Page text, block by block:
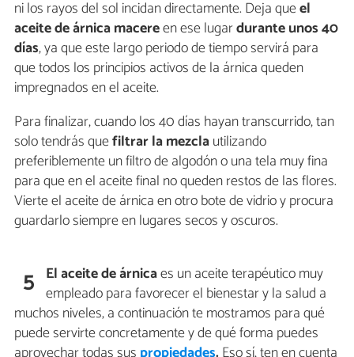
ni los rayos del sol incidan directamente. Deja queel
aceite de árnica macereen ese lugardurante unos 40
días, ya que este largo periodo de tiempo servirá para
que todos los principios activos de la árnica queden
impregnados en el aceite.
Para finalizar, cuando los 40 días hayan transcurrido, tan
solo tendrás quefiltrar la mezclautilizando
preferiblemente un filtro de algodón o una tela muy fina
para que en el aceite final no queden restos de las flores.
Vierte el aceite de árnica en otro bote de vidrio y procura
guardarlo siempre en lugares secos y oscuros.
5 El aceite de árnicaes un aceite terapéutico muy
empleado para favorecer el bienestar y la salud a
muchos niveles, a continuación te mostramos para qué
puede servirte concretamente y de qué forma puedes